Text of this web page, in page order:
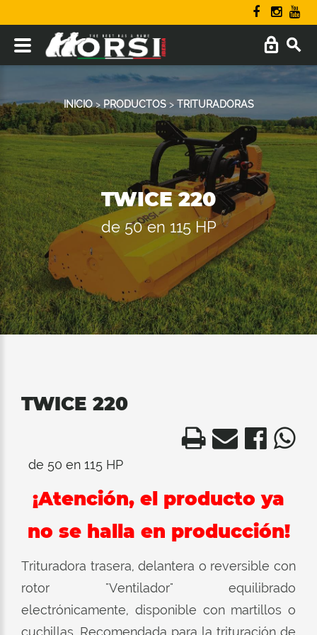
INICIO> PRODUCTOS> TRITURADORAS
TWICE 220
de 50 en 115 HP
TWICE 220
de 50 en 115 HP
¡Atención, el producto ya
no se halla en producción!
Trituradora trasera, delantera o reversible con
rotor "Ventilador" equilibrado
electrónicamente, disponible con martillos o
cuchillas. Recomendada para la trituración de